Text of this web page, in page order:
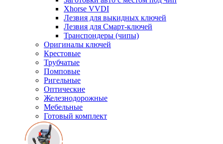
Xhorse VVDI
Лезвия для выкидных ключей
Лезвия для Смарт-ключей
Транспондеры (чипы)
Оригиналы ключей
Крестовые
Трубчатые
Помповые
Ригельные
Оптические
Железнодорожные
Мебельные
Готовый комплект